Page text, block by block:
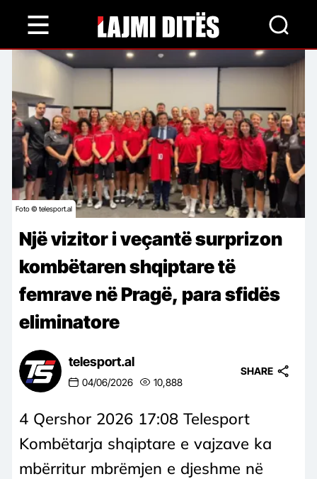
content
Foto © telesport.al
Një vizitor i veçantë surprizon
kombëtaren shqiptare të
femrave në Pragë, para sfidës
eliminatore
telesport.al
04/06/2026 10,888
SHARE
4 Qershor 2026 17:08 Telesport
Kombëtarja shqiptare e vajzave ka
mbërritur mbrëmjen e djeshme në